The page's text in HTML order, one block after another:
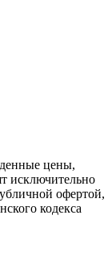
цены,
исключительно
офертой,
кодекса